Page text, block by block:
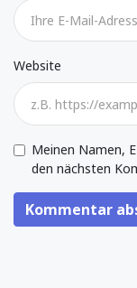
Website
Meinen Namen,
den nächsten
Kommentar